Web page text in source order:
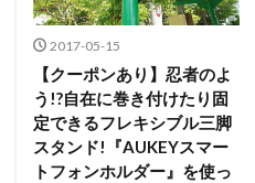
2017-05-15
【クーポンあり】忍者のよ
う!?自在に巻き付けたり固
定できるフレキシブル三脚
スタンド!『AUKEYスマー
トフォンホルダー』を使っ